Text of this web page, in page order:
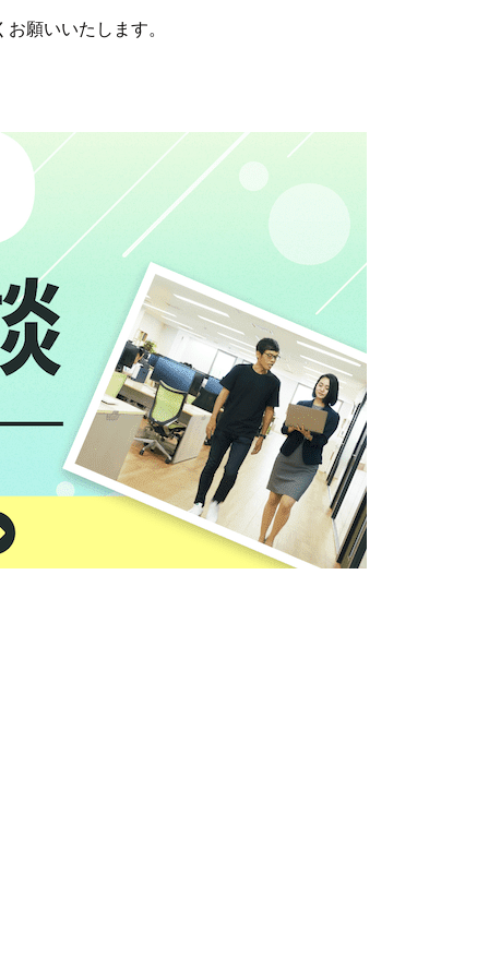
願いいたします。